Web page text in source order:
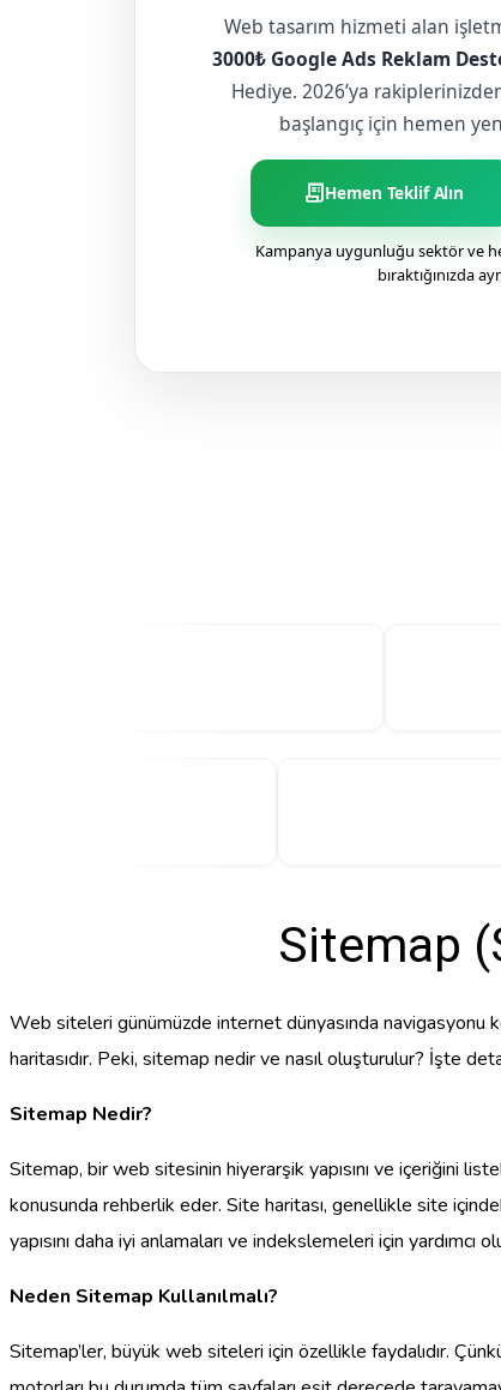
Web tasarım hizmeti alan
3000₺ Google Ads Reklam
Hediye. 2026’ya
başlangıç için hemen
receipt_longHemen Teklif Alın
Kampanya uygunluğu sektör ve
bıraktığınızda
Sitemap
Web siteleri günümüzde internet dünyasında navigasyonu
haritasıdır. Peki, sitemap nedir ve nasıl oluşturulur? İşte
Sitemap Nedir?
Sitemap, bir web sitesinin hiyerarşik yapısını ve içeriğini
konusunda rehberlik eder. Site haritası, genellikle site
yapısını daha iyi anlamaları ve indekslemeleri için yardımcı
Neden Sitemap Kullanılmalı?
Sitemap’ler, büyük web siteleri için özellikle faydalıdır.